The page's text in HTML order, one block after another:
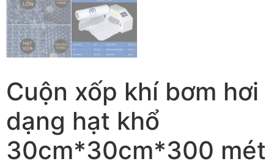
Cuộn xốp khí bơm hơi
dạng hạt khổ
30cm*30cm*300 mét